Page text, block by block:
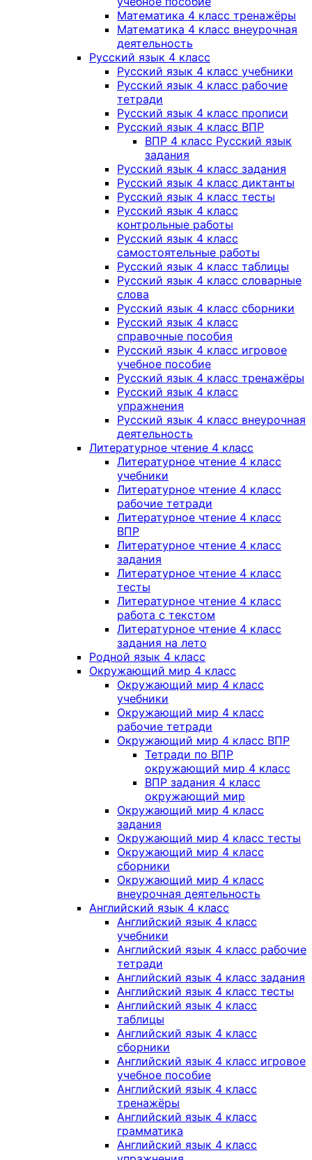
Математика 4 класс тренажёры
Математика 4 класс внеурочная
деятельность
Русский язык 4 класс
Русский язык 4 класс учебники
Русский язык 4 класс рабочие
тетради
Русский язык 4 класс прописи
Русский язык 4 класс ВПР
ВПР 4 класс Русский язык
задания
Русский язык 4 класс задания
Русский язык 4 класс диктанты
Русский язык 4 класс тесты
Русский язык 4 класс
контрольные работы
Русский язык 4 класс
самостоятельные работы
Русский язык 4 класс таблицы
Русский язык 4 класс словарные
слова
Русский язык 4 класс сборники
Русский язык 4 класс
справочные пособия
Русский язык 4 класс игровое
учебное пособие
Русский язык 4 класс тренажёры
Русский язык 4 класс
упражнения
Русский язык 4 класс внеурочная
деятельность
Литературное чтение 4 класс
Литературное чтение 4 класс
учебники
Литературное чтение 4 класс
рабочие тетради
Литературное чтение 4 класс
ВПР
Литературное чтение 4 класс
задания
Литературное чтение 4 класс
тесты
Литературное чтение 4 класс
работа с текстом
Литературное чтение 4 класс
задания на лето
Родной язык 4 класс
Окружающий мир 4 класс
Окружающий мир 4 класс
учебники
Окружающий мир 4 класс
рабочие тетради
Окружающий мир 4 класс ВПР
Тетради по ВПР
окружающий мир 4 класс
ВПР задания 4 класс
окружающий мир
Окружающий мир 4 класс
задания
Окружающий мир 4 класс тесты
Окружающий мир 4 класс
сборники
Окружающий мир 4 класс
внеурочная деятельность
Английский язык 4 класс
Английский язык 4 класс
учебники
Английский язык 4 класс рабочие
тетради
Английский язык 4 класс задания
Английский язык 4 класс тесты
Английский язык 4 класс
таблицы
Английский язык 4 класс
сборники
Английский язык 4 класс игровое
учебное пособие
Английский язык 4 класс
тренажёры
Английский язык 4 класс
грамматика
Английский язык 4 класс